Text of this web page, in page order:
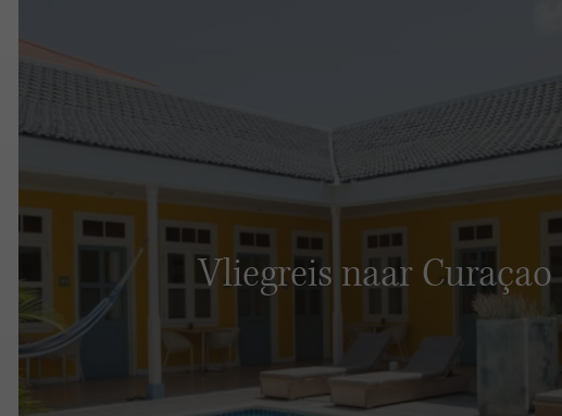
Vliegreis naar Curaçao